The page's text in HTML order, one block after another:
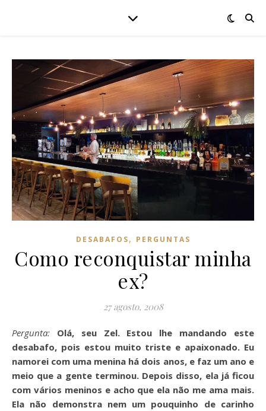
DESABAFOS, PERGUNTAS
Como reconquistar minha
ex?
27 agosto, 2008
Pergunta:
Olá, seu Zel. Estou lhe mandando este
desabafo, pois estou muito triste e apaixonado. Eu
namorei com uma menina há dois anos, e faz um ano e
meio que a gente terminou. Depois disso, ela já ficou
com vários meninos e acho que ela não me ama mais.
Ela não demonstra nem um pouquinho de carinho